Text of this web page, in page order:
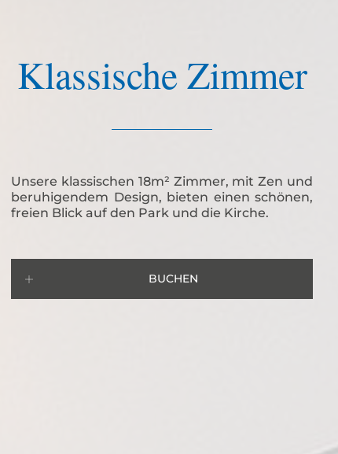
Klassische Zimmer
Unsere klassischen 18m² Zimmer, mit Zen und
beruhigendem Design, bieten einen schönen,
freien Blick auf den Park und die Kirche.
BUCHEN